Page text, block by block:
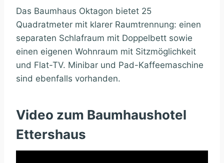
Das Baumhaus Oktagon bietet 25
Quadratmeter mit klarer Raumtrennung: einen
separaten Schlafraum mit Doppelbett sowie
einen eigenen Wohnraum mit Sitzmöglichkeit
und Flat-TV. Minibar und Pad-Kaffeemaschine
sind ebenfalls vorhanden.
Video zum Baumhaushotel
Ettershaus